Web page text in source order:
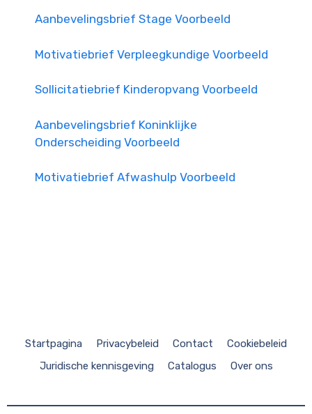
Aanbevelingsbrief Stage Voorbeeld
Motivatiebrief Verpleegkundige Voorbeeld
Sollicitatiebrief Kinderopvang Voorbeeld
Aanbevelingsbrief Koninklijke
Onderscheiding Voorbeeld
Motivatiebrief Afwashulp Voorbeeld
Startpagina Privacybeleid Contact
Cookiebeleid
Juridische kennisgeving
Catalogus Over ons